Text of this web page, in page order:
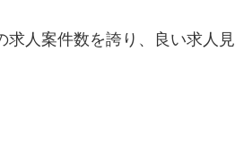
求人案件数を誇り、良い求人見